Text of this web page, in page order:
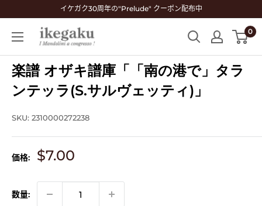
ン
イケガク30周年の"Prelude" クーポン配布中
Mandolin
&
Guitar
Shop
ikegaku
0
楽譜 オザキ譜庫「「南の港で」タラ
ンテッラ(S.サルヴェッティ)」
SKU: 2310000272238
価格:
販
価
格
$7.00
数量: